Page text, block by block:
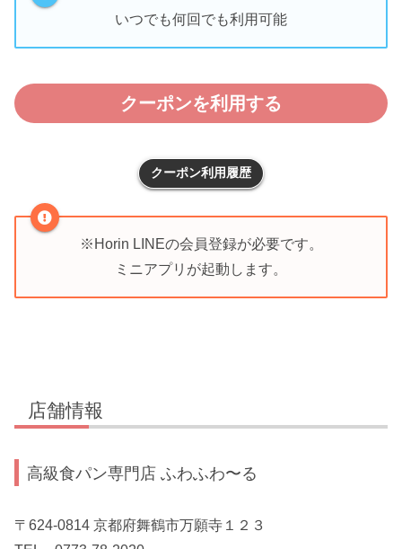
いつでも何回でも利用可能
クーポンを利用する
クーポン利用履歴
※Horin LINEの会員登録が必要です。
ミニアプリが起動します。
店舗情報
高級食パン専門店 ふわふわ〜る
〒624-0814 京都府舞鶴市万願寺１２３